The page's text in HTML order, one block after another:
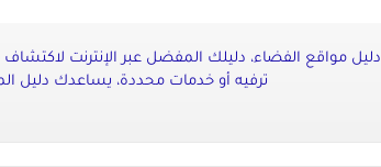
دليل مواقع الفضاء، دليلك المفضل عبر الإنترنت
ترفيه أو خدمات محددة، يساعدك دليل